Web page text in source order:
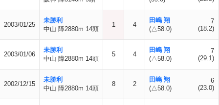
2003/01/25
未勝利
中山 障2880m 14頭
1 4
田嶋 翔
(△58.0)
7
(18.2)
2003/01/06
未勝利
中山 障2880m 14頭
5 4
田嶋 翔
(△58.0)
7
(29.1)
2002/12/15
未勝利
中山 障2880m 14頭
8 2
田嶋 翔
(△58.0)
6
(23.0)